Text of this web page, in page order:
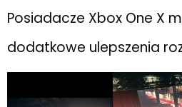
Posiadacze Xbox One X
dodatkowe ulepszenia